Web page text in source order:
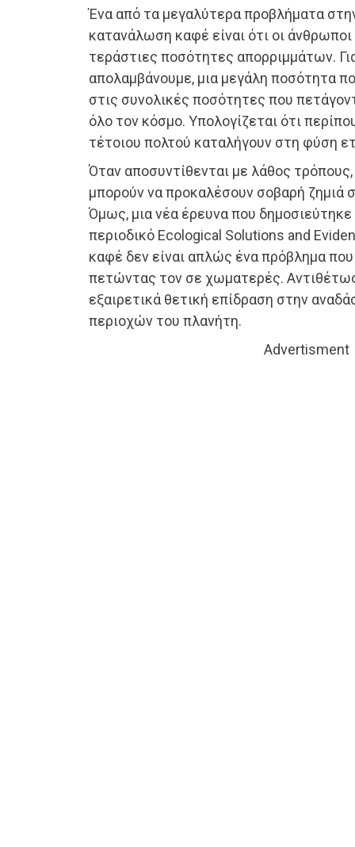
Ένα από τα μεγαλύτερα προβλήματα
κατανάλωση καφέ είναι ότι οι
τεράστιες ποσότητες απορριμμάτων.
απολαμβάνουμε, μια μεγάλη ποσότητα
στις συνολικές ποσότητες που
όλο τον κόσμο. Υπολογίζεται ότι
τέτοιου πολτού καταλήγουν στη φύση
Όταν αποσυντίθενται με λάθος
μπορούν να προκαλέσουν σοβαρή ζημιά
Όμως, μια νέα έρευνα που
περιοδικό Ecological Solutions and
καφέ δεν είναι απλώς ένα πρόβλημα
πετώντας τον σε χωματερές.
εξαιρετικά θετική επίδραση στην
περιοχών του πλανήτη.
Advertisment